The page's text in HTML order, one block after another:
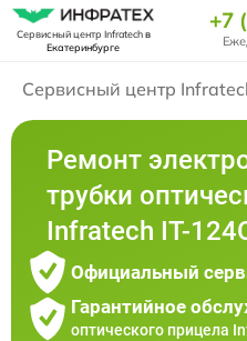
Сервисный центр Infratechв
Екатеринбурге
+7
Сервисный центр
Ремонт
трубки
Infratech IT-
Официальный
Гарантийное
оптического прицела